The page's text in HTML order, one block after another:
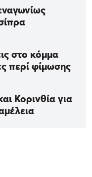
στο κόμμα
περί φίμωσης
Κορινθία για